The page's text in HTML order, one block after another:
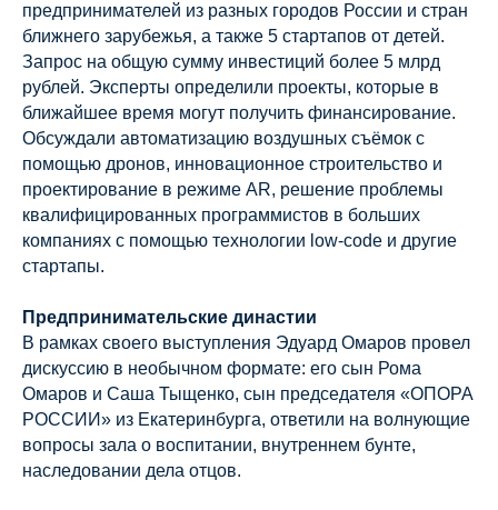
предпринимателей из разных городов России и стран
ближнего зарубежья, а также 5 стартапов от детей.
Запрос на общую сумму инвестиций более 5 млрд
рублей. Эксперты определили проекты, которые в
ближайшее время могут получить финансирование.
Обсуждали автоматизацию воздушных съёмок с
помощью дронов, инновационное строительство и
проектирование в режиме AR, решение проблемы
квалифицированных программистов в больших
компаниях с помощью технологии low-code и другие
стартапы.
Предпринимательские династии
В рамках своего выступления Эдуард Омаров провел
дискуссию в необычном формате: его сын Рома
Омаров и Саша Тыщенко, сын председателя «ОПОРА
РОССИИ» из Екатеринбурга, ответили на волнующие
вопросы зала о воспитании, внутреннем бунте,
наследовании дела отцов.